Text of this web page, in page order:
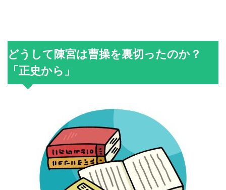
どうして陳宮は曹操を裏切ったのか？
「正史から」